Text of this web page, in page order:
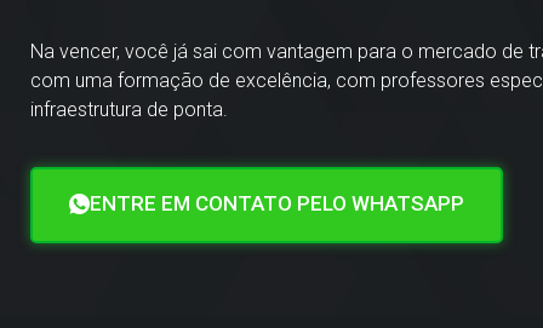
Na vencer, você já sai com vantagem para o mercado de
com uma formação de excelência, com professores
infraestrutura de ponta.
ENTRE EM CONTATO PELO WHATSAPP